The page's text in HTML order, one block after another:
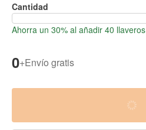
Cantidad
Ahorra un 30% al añadir 40 llaveros
0+Envío gratis